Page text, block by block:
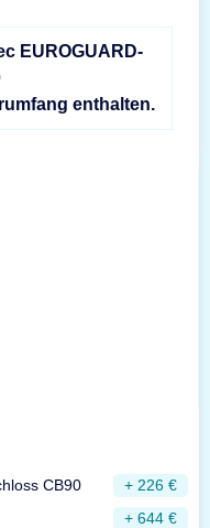
EUROGUARD-
enthalten.
CB90
+ 226 €
+ 644 €